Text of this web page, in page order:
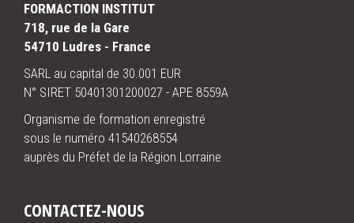
FORMACTION INSTITUT
718, rue de la Gare
54710 Ludres - France
SARL au capital de 30.001 EUR
N° SIRET 50401301200027 - APE 8559A
Organisme de formation enregistré
sous le numéro 41540268554
auprès du Préfet de la Région Lorraine
CONTACTEZ-NOUS